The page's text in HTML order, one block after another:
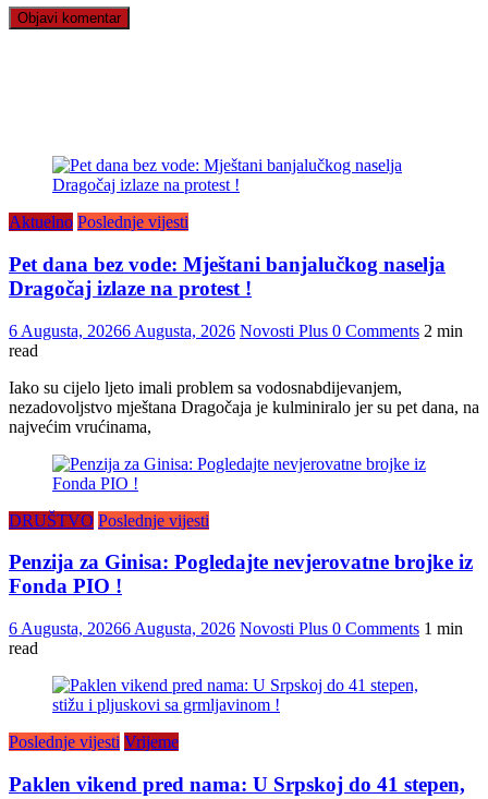
Aktuelno Poslednje vijesti
Pet dana bez vode: Mještani banjalučkog naselja
Dragočaj izlaze na protest !
6 Augusta, 20266 Augusta, 2026 Novosti Plus 0 Comments 2 min
read
Iako su cijelo ljeto imali problem sa vodosnabdijevanjem,
nezadovoljstvo mještana Dragočaja je kulminiralo jer su pet dana, na
najvećim vrućinama,
DRUŠTVO Poslednje vijesti
Penzija za Ginisa: Pogledajte nevjerovatne brojke iz
Fonda PIO !
6 Augusta, 20266 Augusta, 2026 Novosti Plus 0 Comments 1 min
read
Poslednje vijesti Vrijeme
Paklen vikend pred nama: U Srpskoj do 41 stepen,